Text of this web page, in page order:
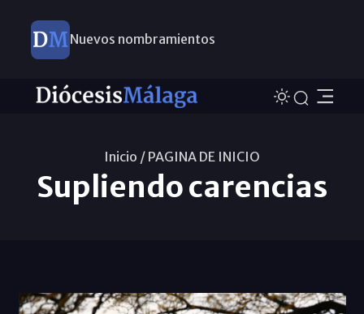
Nuevos nombramientos
Inicio / PAGINA DE INICIO
Supliendo carencias